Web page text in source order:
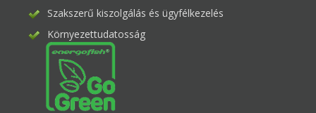
Szakszerű kiszolgálás és ügyfélkezelés
Környezettudatosság